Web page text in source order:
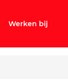
Werken bij